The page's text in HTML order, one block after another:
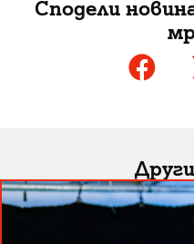
Сподели